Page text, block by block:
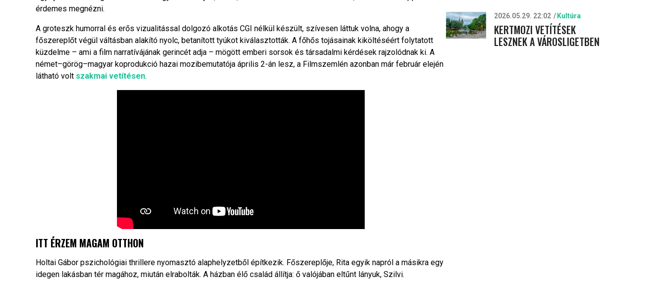
érdemes megnézni.
A groteszk humorral és erős vizualitással dolgozó alkotás CGI nélkül készült, szívesen láttuk volna, ahogy a
főszereplőt végül váltásban alakító nyolc, betanított tyúkot kiválasztották. A főhős tojásainak kiköltéséért folytatott
küzdelme – ami a film narratívájának gerincét adja – mögött emberi sorsok és társadalmi kérdések rajzolódnak ki. A
német–görög–magyar koprodukció hazai mozibemutatója április 2-án lesz, a Filmszemlén azonban már február elején
látható volt szakmai vetítésen.
ITT ÉRZEM MAGAM OTTHON
Holtai Gábor pszichológiai thrillere nyomasztó alaphelyzetből építkezik. Főszereplője, Rita egyik napról a másikra egy
idegen lakásban tér magához, miután elrabolták. A házban élő család állítja: ő valójában eltűnt lányuk, Szilvi.
2026.05.29. 22:02 Kultúra
KERTMOZI VETÍTÉSEK
LESZNEK A VÁROSLIGETBEN